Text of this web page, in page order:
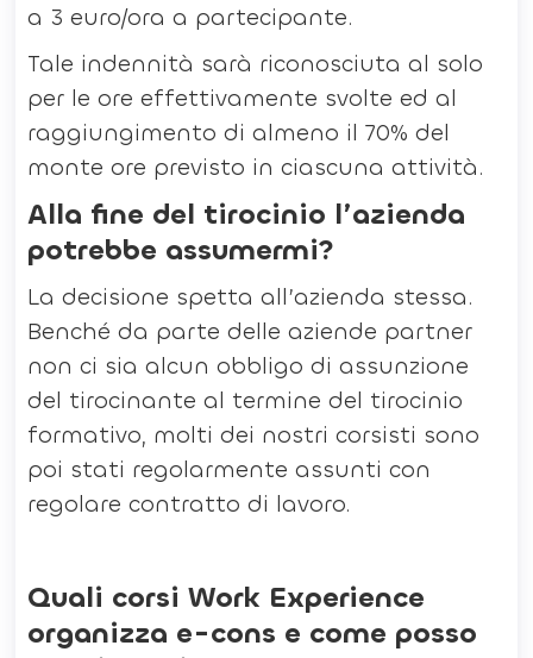
a 3 euro/ora a partecipante.
Tale indennità sarà riconosciuta al solo
per le ore effettivamente svolte ed al
raggiungimento di almeno il 70% del
monte ore previsto in ciascuna attività.
Alla fine del tirocinio l’azienda
potrebbe assumermi?
La decisione spetta all’azienda stessa.
Benché da parte delle aziende partner
non ci sia alcun obbligo di assunzione
del tirocinante al termine del tirocinio
formativo, molti dei nostri corsisti sono
poi stati regolarmente assunti con
regolare contratto di lavoro.
Quali corsi Work Experience
organizza e-cons e come posso